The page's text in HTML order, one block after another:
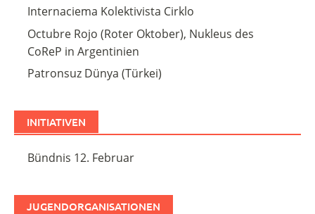
Internaciema Kolektivista Cirklo
Octubre Rojo (Roter Oktober), Nukleus des
CoReP in Argentinien
Patronsuz Dünya (Türkei)
INITIATIVEN
Bündnis 12. Februar
JUGENDORGANISATIONEN